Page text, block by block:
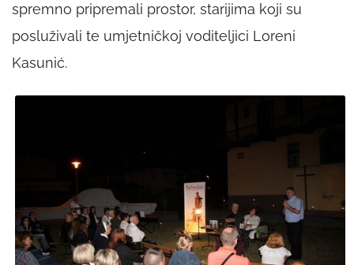
spremno pripremali prostor, starijima koji su
posluživali te umjetničkoj voditeljici Loreni
Kasunić.